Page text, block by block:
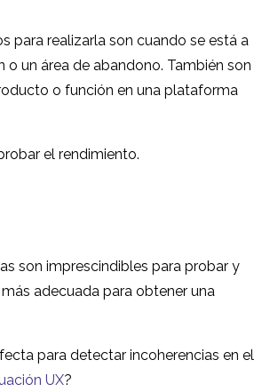
para realizarla son cuando se está a
un área de abandono. También son
o función en una plataforma
el rendimiento.
son imprescindibles para probar y
adecuada para obtener una
para detectar incoherencias en el
UX?